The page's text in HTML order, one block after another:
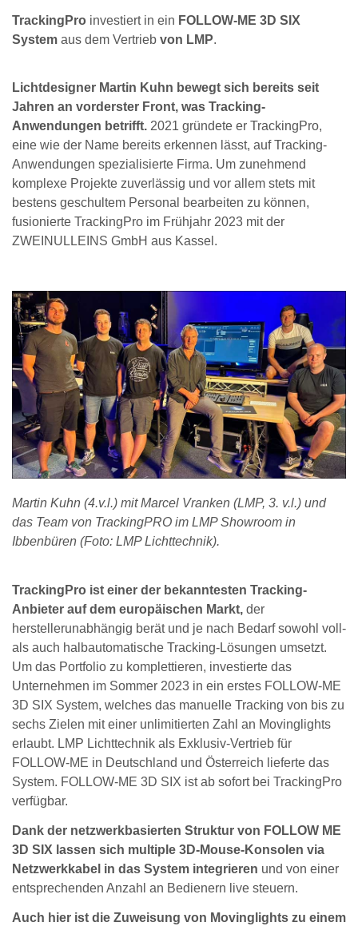
TrackingPro investiert in ein FOLLOW-ME 3D SIX
System aus dem Vertrieb von LMP.
Lichtdesigner Martin Kuhn bewegt sich bereits seit
Jahren an vorderster Front, was Tracking-
Anwendungen betrifft. 2021 gründete er TrackingPro,
eine wie der Name bereits erkennen lässt, auf Tracking-
Anwendungen spezialisierte Firma. Um zunehmend
komplexe Projekte zuverlässig und vor allem stets mit
bestens geschultem Personal bearbeiten zu können,
fusionierte TrackingPro im Frühjahr 2023 mit der
ZWEINULLEINS GmbH aus Kassel.
Martin Kuhn (4.v.l.) mit Marcel Vranken (LMP, 3. v.l.) und
das Team von TrackingPRO im LMP Showroom in
Ibbenbüren (Foto: LMP Lichttechnik).
TrackingPro ist einer der bekanntesten Tracking-
Anbieter auf dem europäischen Markt, der
herstellerunabhängig berät und je nach Bedarf sowohl voll-
als auch halbautomatische Tracking-Lösungen umsetzt.
Um das Portfolio zu komplettieren, investierte das
Unternehmen im Sommer 2023 in ein erstes FOLLOW-ME
3D SIX System, welches das manuelle Tracking von bis zu
sechs Zielen mit einer unlimitierten Zahl an Movinglights
erlaubt. LMP Lichttechnik als Exklusiv-Vertrieb für
FOLLOW-ME in Deutschland und Österreich lieferte das
System. FOLLOW-ME 3D SIX ist ab sofort bei TrackingPro
verfügbar.
Dank der netzwerkbasierten Struktur von FOLLOW ME
3D SIX lassen sich multiple 3D-Mouse-Konsolen via
Netzwerkkabel in das System integrieren und von einer
entsprechenden Anzahl an Bedienern live steuern.
Auch hier ist die Zuweisung von Movinglights zu einem